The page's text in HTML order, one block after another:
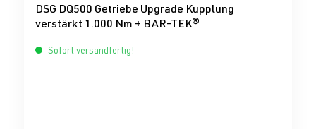
DSG DQ500 Getriebe Upgrade Kupplung
verstärkt 1.000 Nm + BAR-TEK®
Sofort versandfertig!